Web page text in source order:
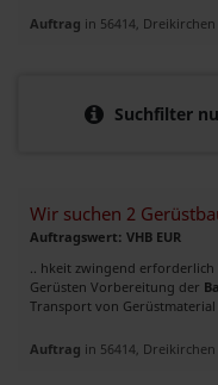
Auftrag in 56414, Dreikirchen
Suchfilter
Wir suchen 2
Auftragswert: VHB EUR
.. hkeit zwingend
Gerüsten Vorbereitung der
Transport von
Auftrag in 56414, Dreikirchen